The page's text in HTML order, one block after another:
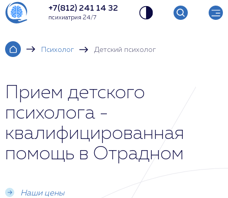
+7(812) 241 14 32
психиатрия 24/7
Психолог Детский психолог
Прием детского
психолога -
квалифицированная
помощь в Отрадном
Наши цены